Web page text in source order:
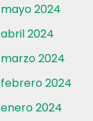
mayo 2024
abril 2024
marzo 2024
febrero 2024
enero 2024